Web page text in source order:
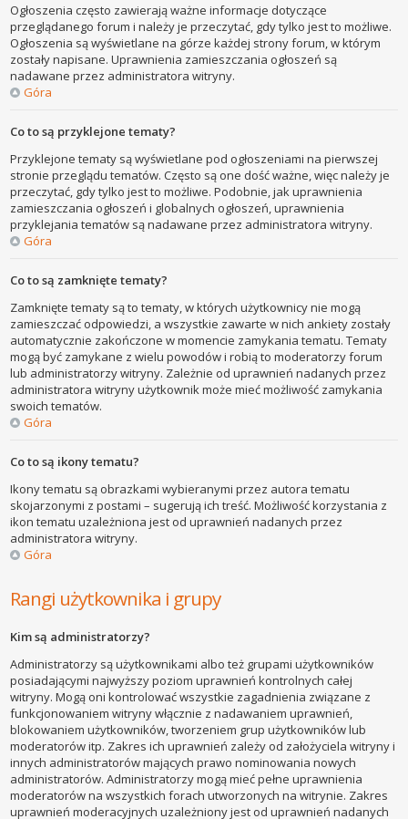
Ogłoszenia często zawierają ważne informacje dotyczące
przeglądanego forum i należy je przeczytać, gdy tylko jest to możliwe.
Ogłoszenia są wyświetlane na górze każdej strony forum, w którym
zostały napisane. Uprawnienia zamieszczania ogłoszeń są
nadawane przez administratora witryny.
Góra
Co to są przyklejone tematy?
Przyklejone tematy są wyświetlane pod ogłoszeniami na pierwszej
stronie przeglądu tematów. Często są one dość ważne, więc należy je
przeczytać, gdy tylko jest to możliwe. Podobnie, jak uprawnienia
zamieszczania ogłoszeń i globalnych ogłoszeń, uprawnienia
przyklejania tematów są nadawane przez administratora witryny.
Góra
Co to są zamknięte tematy?
Zamknięte tematy są to tematy, w których użytkownicy nie mogą
zamieszczać odpowiedzi, a wszystkie zawarte w nich ankiety zostały
automatycznie zakończone w momencie zamykania tematu. Tematy
mogą być zamykane z wielu powodów i robią to moderatorzy forum
lub administratorzy witryny. Zależnie od uprawnień nadanych przez
administratora witryny użytkownik może mieć możliwość zamykania
swoich tematów.
Góra
Co to są ikony tematu?
Ikony tematu są obrazkami wybieranymi przez autora tematu
skojarzonymi z postami – sugerują ich treść. Możliwość korzystania z
ikon tematu uzależniona jest od uprawnień nadanych przez
administratora witryny.
Góra
Rangi użytkownika i grupy
Kim są administratorzy?
Administratorzy są użytkownikami albo też grupami użytkowników
posiadającymi najwyższy poziom uprawnień kontrolnych całej
witryny. Mogą oni kontrolować wszystkie zagadnienia związane z
funkcjonowaniem witryny włącznie z nadawaniem uprawnień,
blokowaniem użytkowników, tworzeniem grup użytkowników lub
moderatorów itp. Zakres ich uprawnień zależy od założyciela witryny i
innych administratorów mających prawo nominowania nowych
administratorów. Administratorzy mogą mieć pełne uprawnienia
moderatorów na wszystkich forach utworzonych na witrynie. Zakres
uprawnień moderacyjnych uzależniony jest od uprawnień nadanych